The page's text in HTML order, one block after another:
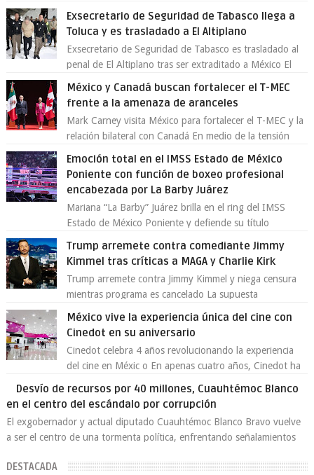
Exsecretario de Seguridad de Tabasco llega a
Toluca y es trasladado a El Altiplano
Exsecretario de Seguridad de Tabasco es trasladado al
penal de El Altiplano tras ser extraditado a México El
México y Canadá buscan fortalecer el T-MEC
frente a la amenaza de aranceles
Mark Carney visita México para fortalecer el T-MEC y la
relación bilateral con Canadá En medio de la tensión
Emoción total en el IMSS Estado de México
Poniente con función de boxeo profesional
encabezada por La Barby Juárez
Mariana “La Barby” Juárez brilla en el ring del IMSS
Estado de México Poniente y defiende su título
Trump arremete contra comediante Jimmy
Kimmel tras críticas a MAGA y Charlie Kirk
Trump arremete contra Jimmy Kimmel y niega censura
mientras programa es cancelado La supuesta
México vive la experiencia única del cine con
Cinedot en su aniversario
Cinedot celebra 4 años revolucionando la experiencia
del cine en Méxic o En apenas cuatro años, Cinedot ha
Desvío de recursos por 40 millones, Cuauhtémoc Blanco
en el centro del escándalo por corrupción
El exgobernador y actual diputado Cuauhtémoc Blanco Bravo vuelve
a ser el centro de una tormenta política, enfrentando señalamientos
DESTACADA